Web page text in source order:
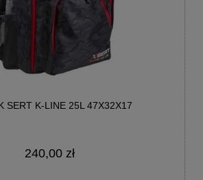
SERT K-LINE 25L 47X32X17
240,00 zł